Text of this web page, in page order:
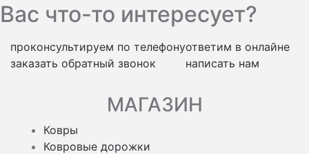
Вас что-то интересует?
проконсультируем по телефону
заказать обратный звонок
ответим в онлайне
написать нам
МАГАЗИН
Ковры
Ковровые дорожки